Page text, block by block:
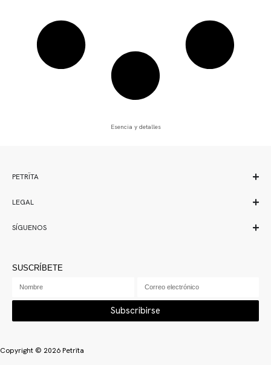
Esencia y detalles
PETRÏTA
LEGAL
SÍGUENOS
SUSCRÍBETE
Subscribirse
Copyright © 2026 Petrïta